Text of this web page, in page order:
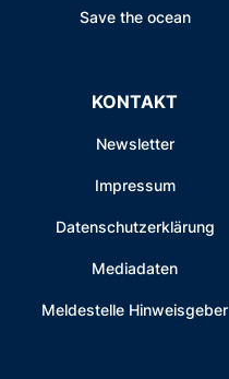
Save the ocean
KONTAKT
Newsletter
Impressum
Datenschutzerklärung
Mediadaten
Meldestelle Hinweisgeber